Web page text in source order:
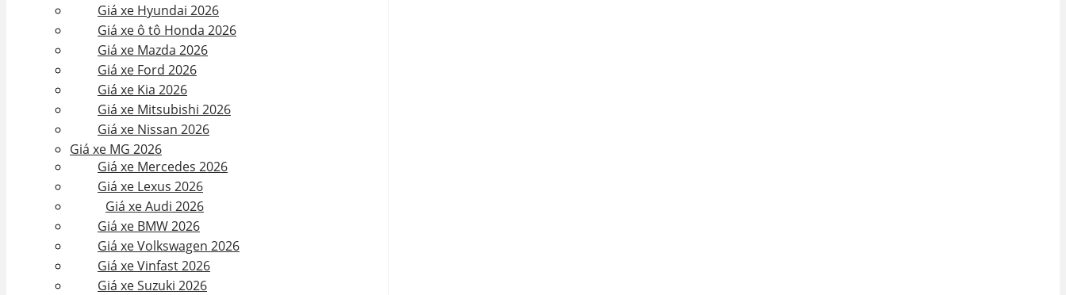
Giá xe Hyundai 2026
Giá xe ô tô Honda 2026
Giá xe Mazda 2026
Giá xe Ford 2026
Giá xe Kia 2026
Giá xe Mitsubishi 2026
Giá xe Nissan 2026
Giá xe MG 2026
Giá xe Mercedes 2026
Giá xe Lexus 2026
Giá xe Audi 2026
Giá xe BMW 2026
Giá xe Volkswagen 2026
Giá xe Vinfast 2026
Giá xe Suzuki 2026